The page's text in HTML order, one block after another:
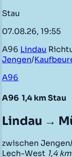
Stau
07.08.26, 19:55
A96 Lindau
Jengen/
A96
A96 1,4 km Stau
Lindau →
zwischen
Lech-West 1,4